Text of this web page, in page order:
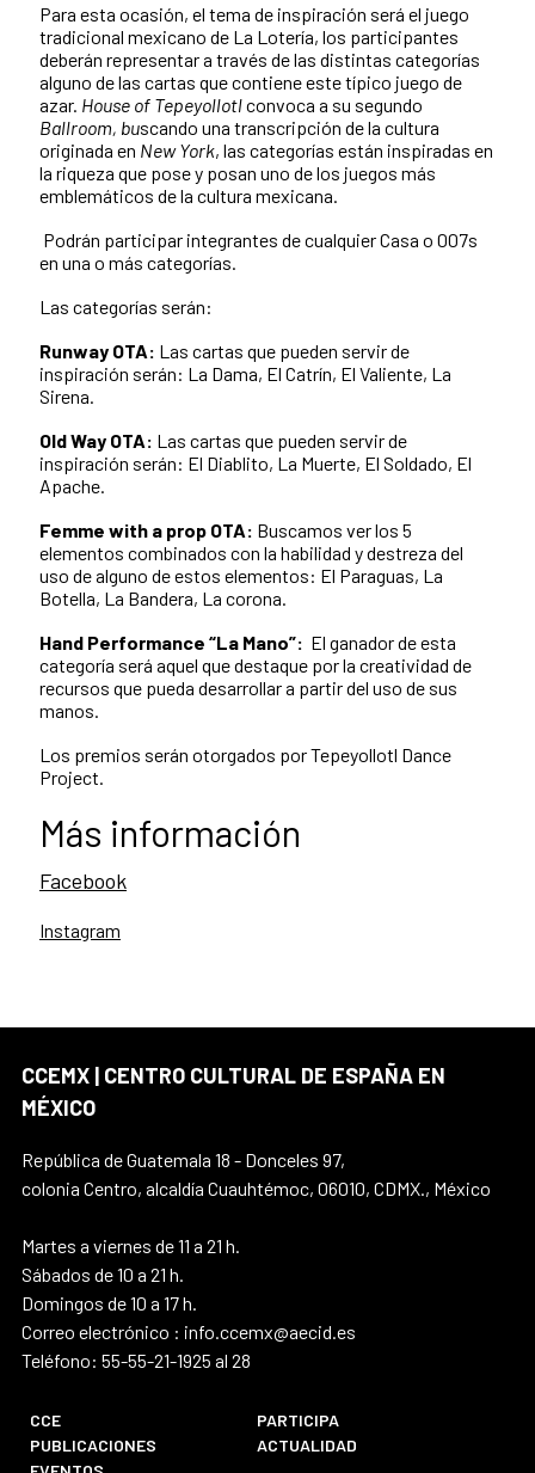
Para esta ocasión, el tema de inspiración será el juego
tradicional mexicano de La Lotería, los participantes
deberán representar a través de las distintas categorías
alguno de las cartas que contiene este típico juego de
azar. House of Tepeyollotlconvoca a su segundo
Ballroom, buscando una transcripción de la cultura
originada en New York, las categorías están inspiradas en
la riqueza que pose y posan uno de los juegos más
emblemáticos de la cultura mexicana.
Podrán participar integrantes de cualquier Casa o 007s
en una o más categorías.
Las categorías serán:
Runway OTA: Las cartas que pueden servir de
inspiración serán: La Dama, El Catrín, El Valiente, La
Sirena.
Old Way OTA: Las cartas que pueden servir de
inspiración serán: El Diablito, La Muerte, El Soldado, El
Apache.
Femme with a prop OTA: Buscamos ver los 5
elementos combinados con la habilidad y destreza del
uso de alguno de estos elementos: El Paraguas, La
Botella, La Bandera, La corona.
Hand Performance “La Mano”: El ganador de esta
categoría será aquel que destaque por la creatividad de
recursos que pueda desarrollar a partir del uso de sus
manos.
Los premios serán otorgados por Tepeyollotl Dance
Project.
Más información
Facebook
Instagram
CCEMX | CENTRO CULTURAL DE ESPAÑA EN
MÉXICO
República de Guatemala 18 - Donceles 97,
colonia Centro, alcaldía Cuauhtémoc, 06010, CDMX., México
Martes a viernes de 11 a 21 h.
Sábados de 10 a 21 h.
Domingos de 10 a 17 h.
Correo electrónico : info.ccemx@aecid.es
Teléfono: 55-55-21-1925 al 28
CCE
PARTICIPA
PUBLICACIONES
ACTUALIDAD